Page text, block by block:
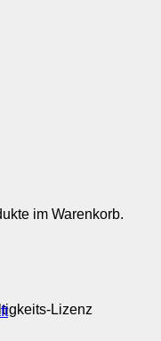
im Warenkorb.